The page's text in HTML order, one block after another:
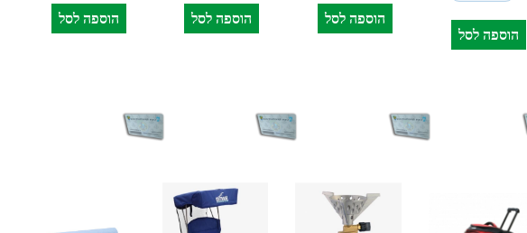
הוספה לסל
הוספה לסל הוספה לסל הוספה לסל